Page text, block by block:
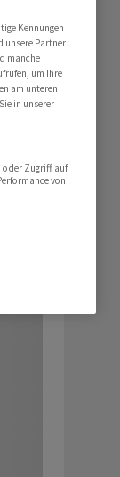
Kennungen
unsere Partner
manche
um Ihre
am unteren
in unserer
oder Zugriff auf
von